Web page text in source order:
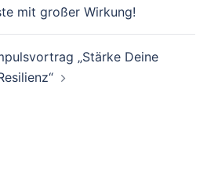
mit großer Wirkung!
„Stärke Deine